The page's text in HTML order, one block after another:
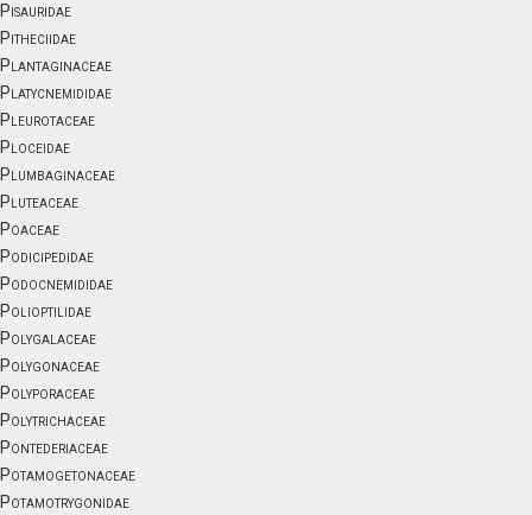
Pisauridae
Pitheciidae
Plantaginaceae
Platycnemididae
Pleurotaceae
Ploceidae
Plumbaginaceae
Pluteaceae
Poaceae
Podicipedidae
Podocnemididae
Polioptilidae
Polygalaceae
Polygonaceae
Polyporaceae
Polytrichaceae
Pontederiaceae
Potamogetonaceae
Potamotrygonidae